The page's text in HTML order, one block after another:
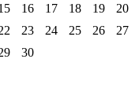
16 17 18 19
20
23 24 25 26
27
30